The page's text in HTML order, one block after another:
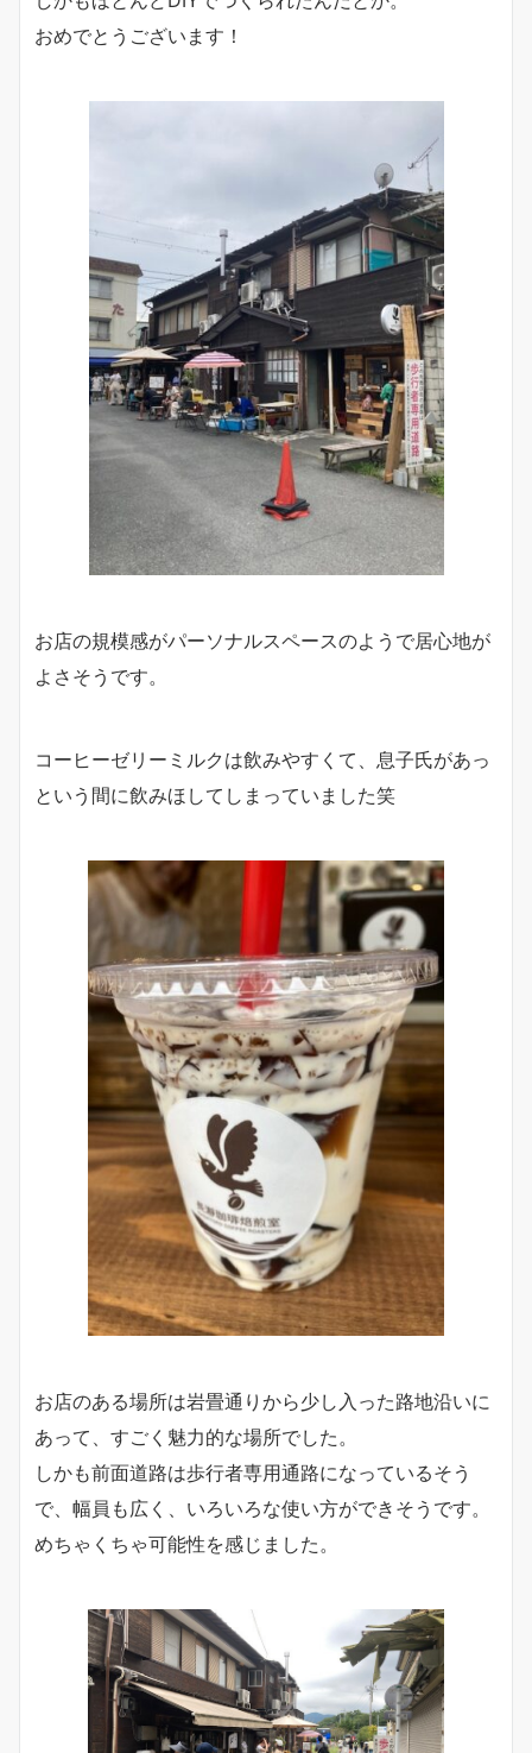
おめでとうございます！
お店の規模感がパーソナルスペースのようで居心地が
よさそうです。
コーヒーゼリーミルクは飲みやすくて、息子氏があっ
という間に飲みほしてしまっていました笑
お店のある場所は岩畳通りから少し入った路地沿いに
あって、すごく魅力的な場所でした。
しかも前面道路は歩行者専用通路になっているそう
で、幅員も広く、いろいろな使い方ができそうです。
めちゃくちゃ可能性を感じました。